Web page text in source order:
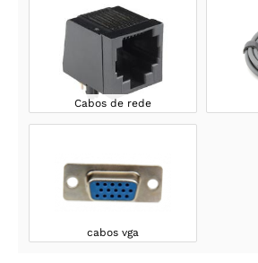
Cabos de rede
cabos vga